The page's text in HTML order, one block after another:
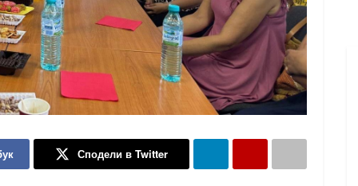
Сподели в Twitter